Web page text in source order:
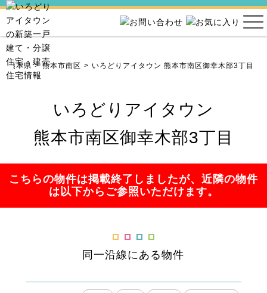
熊本県 熊本市南区 いろどりアイタウン 熊本市南区御幸木部3丁目
いろどりアイタウン
熊本市南区御幸木部3丁目
こちらの物件は掲載終了しましたが、近隣の物件
は以下からご参照いただけます。
同一沿線にある物件